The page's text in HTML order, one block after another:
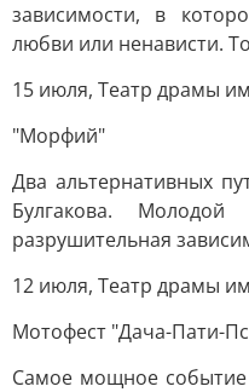
зависимости, в
любви или ненависти.
15 июля, Театр драмы
"Морфий"
Два альтернативных
Булгакова.
разрушительная
12 июля, Театр драмы
Мотофест "Дача-Пати-
Самое мощное событие